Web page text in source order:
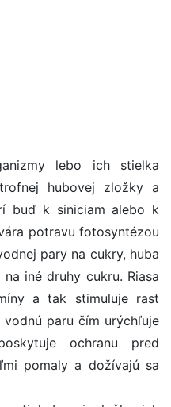
lebo ich stielka
hubovej zložky a
buď k siniciam alebo k
potravu fotosyntézou
pary na cukry, huba
iné druhy cukru. Riasa
a tak stimuluje rast
vodnú paru čím urýchľuje
ochranu pred
pomaly a dožívajú sa